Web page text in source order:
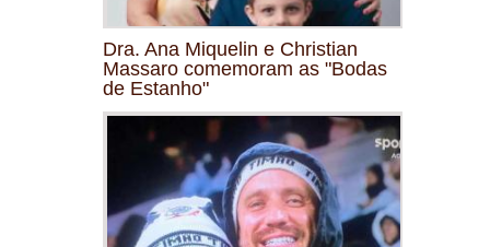
Dra. Ana Miquelin e Christian
Massaro comemoram as "Bodas
de Estanho"